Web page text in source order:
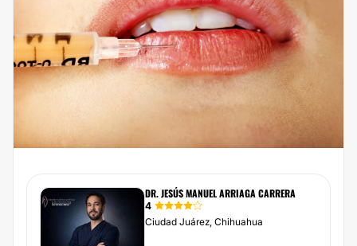
DR. JESÚS MANUEL ARRIAGA CARRERA
4
Ciudad Juárez, Chihuahua